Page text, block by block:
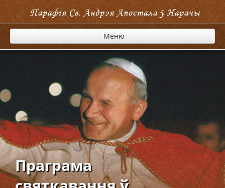
Парафія Cв. Андрэя Апостала ў Нарачы
Меню
Праграма